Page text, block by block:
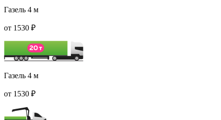
Газель 4 м
от 1530 ₽
Газель 4 м
от 1530 ₽